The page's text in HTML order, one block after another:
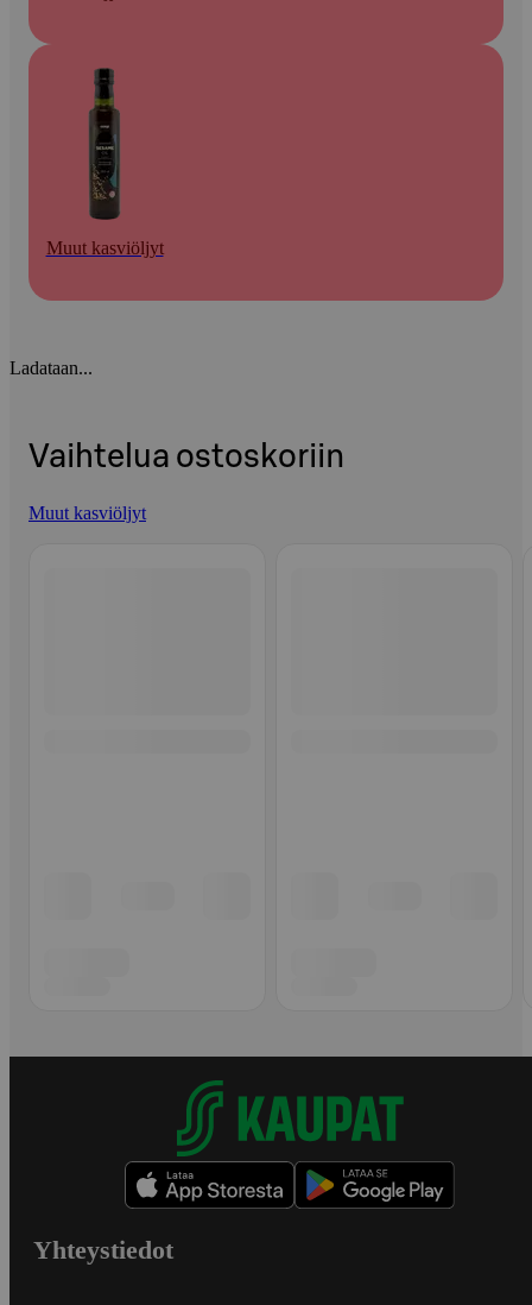
Muut kasviöljyt
Ladataan...
Vaihtelua ostoskoriin
Muut kasviöljyt
Yhteystiedot